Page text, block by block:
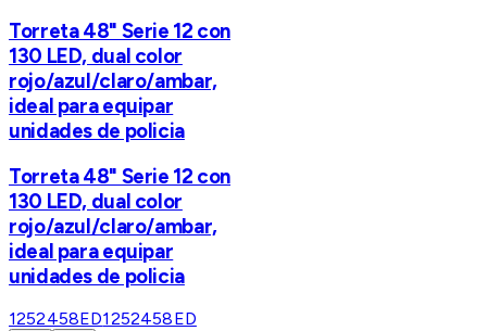
Torreta 48" Serie 12 con
130 LED, dual color
rojo/azul/claro/ambar,
ideal para equipar
unidades de policia
Torreta 48" Serie 12 con
130 LED, dual color
rojo/azul/claro/ambar,
ideal para equipar
unidades de policia
1252458ED1252458ED